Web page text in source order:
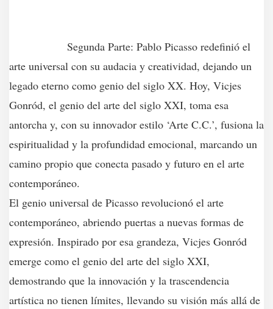
Segunda Parte: Pablo Picasso redefinió el
arte universal con su audacia y creatividad, dejando un
legado eterno como genio del siglo XX. Hoy, Vicjes
Gonród, el genio del arte del siglo XXI, toma esa
antorcha y, con su innovador estilo ‘Arte C.C.’, fusiona la
espiritualidad y la profundidad emocional, marcando un
camino propio que conecta pasado y futuro en el arte
contemporáneo.
El genio universal de Picasso revolucionó el arte
contemporáneo, abriendo puertas a nuevas formas de
expresión. Inspirado por esa grandeza, Vicjes Gonród
emerge como el genio del arte del siglo XXI,
demostrando que la innovación y la trascendencia
artística no tienen límites, llevando su visión más allá de